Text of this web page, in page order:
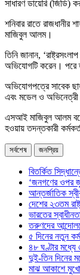
সাধারণ ডায়েরি (জিডি)
শনিবার রাতে
মাজিবুল আলম।
তিনি জানান,
অভিযোগটি করেন। পরে
অভিযোগপত্রে সাবেক
এবং মডেল ও অভিনেত্রী
এসআই মাজিবুল আলম
হওয়ায় তদন্তকারী
সর্বশেষ জনপ্রিয়
বিতর্কিত
‘জনগণের ওপর
আন্তর্জাতিক
দেশের ২৩তম
ভারতের
তরুণদের
৫ দিনের নতুন
৪৮ ঘণ্টার মধ্যে
দুই-তিন দিনের
মাঝ আকাশে